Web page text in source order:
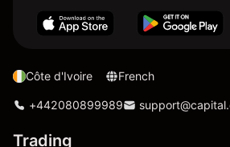
Côte d'Ivoire French
+442080899989
Trading